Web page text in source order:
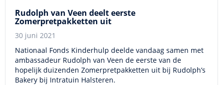
Rudolph van Veen deelt eerste
Zomerpretpakketten uit
30 juni 2021
Nationaal Fonds Kinderhulp deelde vandaag samen met
ambassadeur Rudolph van Veen de eerste van de
hopelijk duizenden Zomerpretpakketten uit bij Rudolph’s
Bakery bij Intratuin Halsteren.